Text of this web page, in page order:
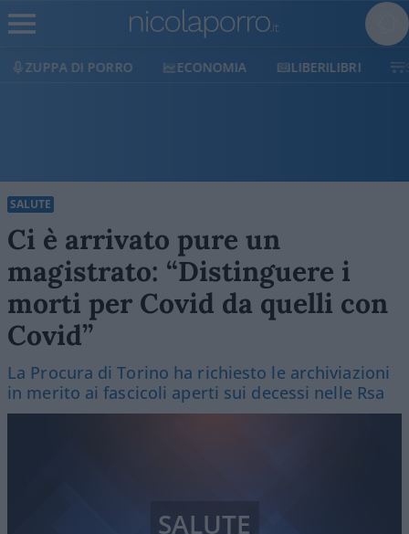
ECONOMIA LIBERILIBRI SHOP SOSTIENICI
SALUTE
Ci è arrivato pure un
magistrato: “Distinguere i
morti per Covid da quelli con
Covid”
La Procura di Torino ha richiesto le archiviazioni
in merito ai fascicoli aperti sui decessi nelle Rsa
SALUTE